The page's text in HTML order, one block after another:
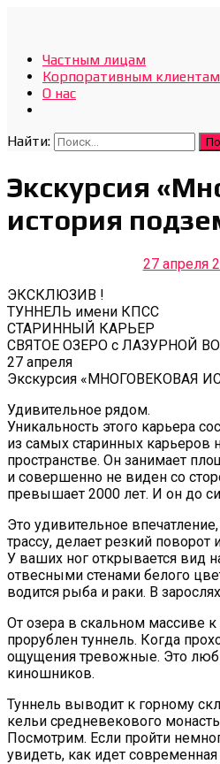
Отдых Без Границ
Эксклюзивные экскурсии по Севастополю
Частным лицам
Корпоративным клиентам
О нас
Найти:
Экскурсия
история
27 апреля
ЭКСКЛЮЗИВ !
ТУННЕЛЬ имени КПСС
СТАРИННЫЙ КАРЬЕР
СВЯТОЕ ОЗЕРО с ЛАЗУРНОЙ
27 апреля
Экскурсия «МНОГОВЕКОВАЯ
Удивительное рядом.
Уникальность этого карьера
из самых старинных карьеров
пространстве. Он занимает
и совершенно не виден со
превышает 2000 лет. И он до
Это удивительное
трассу, делает резкий поворот
У ваших ног открывается вид
отвесными стенами белого
водится рыба и раки. В
От озера в скальном массиве
прорублен туннель. Когда
ощущения тревожные. Это
киношников.
Туннель выводит к горному
кельи средневекового
Посмотрим. Если пройти
увидеть, как идет